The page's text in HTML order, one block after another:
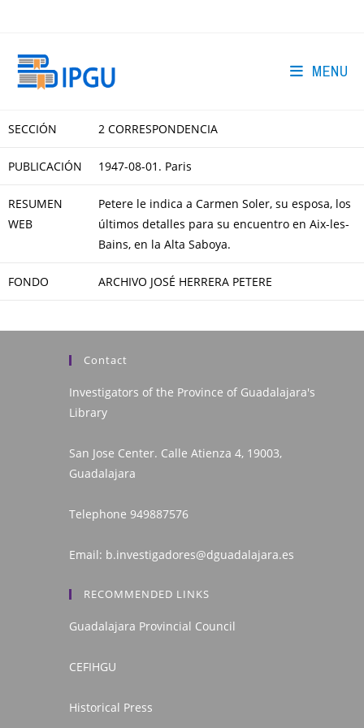
MENU
SECCIÓN 2 CORRESPONDENCIA
PUBLICACIÓN 1947-08-01. Paris
RESUMEN
WEB
Petere le indica a Carmen Soler, su esposa, los
últimos detalles para su encuentro en Aix-les-
Bains, en la Alta Saboya.
FONDO ARCHIVO JOSÉ HERRERA PETERE
Contact
Investigators of the Province of Guadalajara's
Library
San Jose Center. Calle Atienza 4, 19003,
Guadalajara
Telephone 949887576
Email: b.investigadores@dguadalajara.es
RECOMMENDED LINKS
Guadalajara Provincial Council
CEFIHGU
Historical Press